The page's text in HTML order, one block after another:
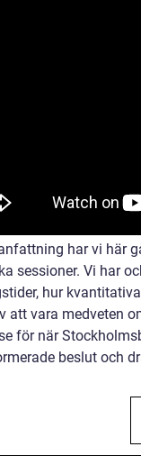
har vi här
sessioner. Vi har
hur
att vara medveten
för när
beslut och